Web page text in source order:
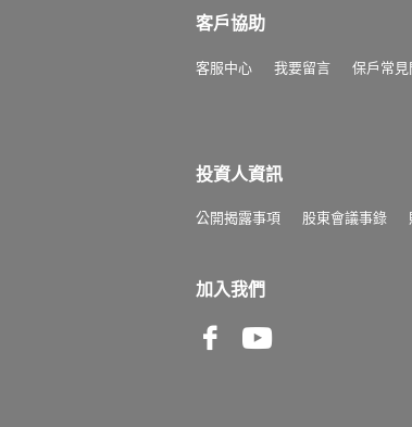
客戶協助
客服中心 我要留言 保戶常見
投資人資訊
公開揭露事項 股東會議事錄
加入我們